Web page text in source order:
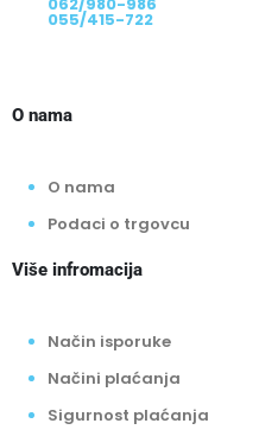
055/415-722
O nama
O nama
Podaci o trgovcu
Više infromacija
Način isporuke
Načini plaćanja
Sigurnost plaćanja